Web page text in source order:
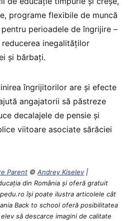
programe flexibile de muncă
perioadele de îngrijire –
inegalităților
și bărbați.
îngrijitorilor are și efecte
angajatorii să păstreze
decalajele de pensie și
viitoare asociate sărăciei
Parent © Andrey Kiselev|
din România şi oferă gratuit
îşi poate ilustra articolele cât
Back to school oferă posibilitatea
să descarce imagini de calitate